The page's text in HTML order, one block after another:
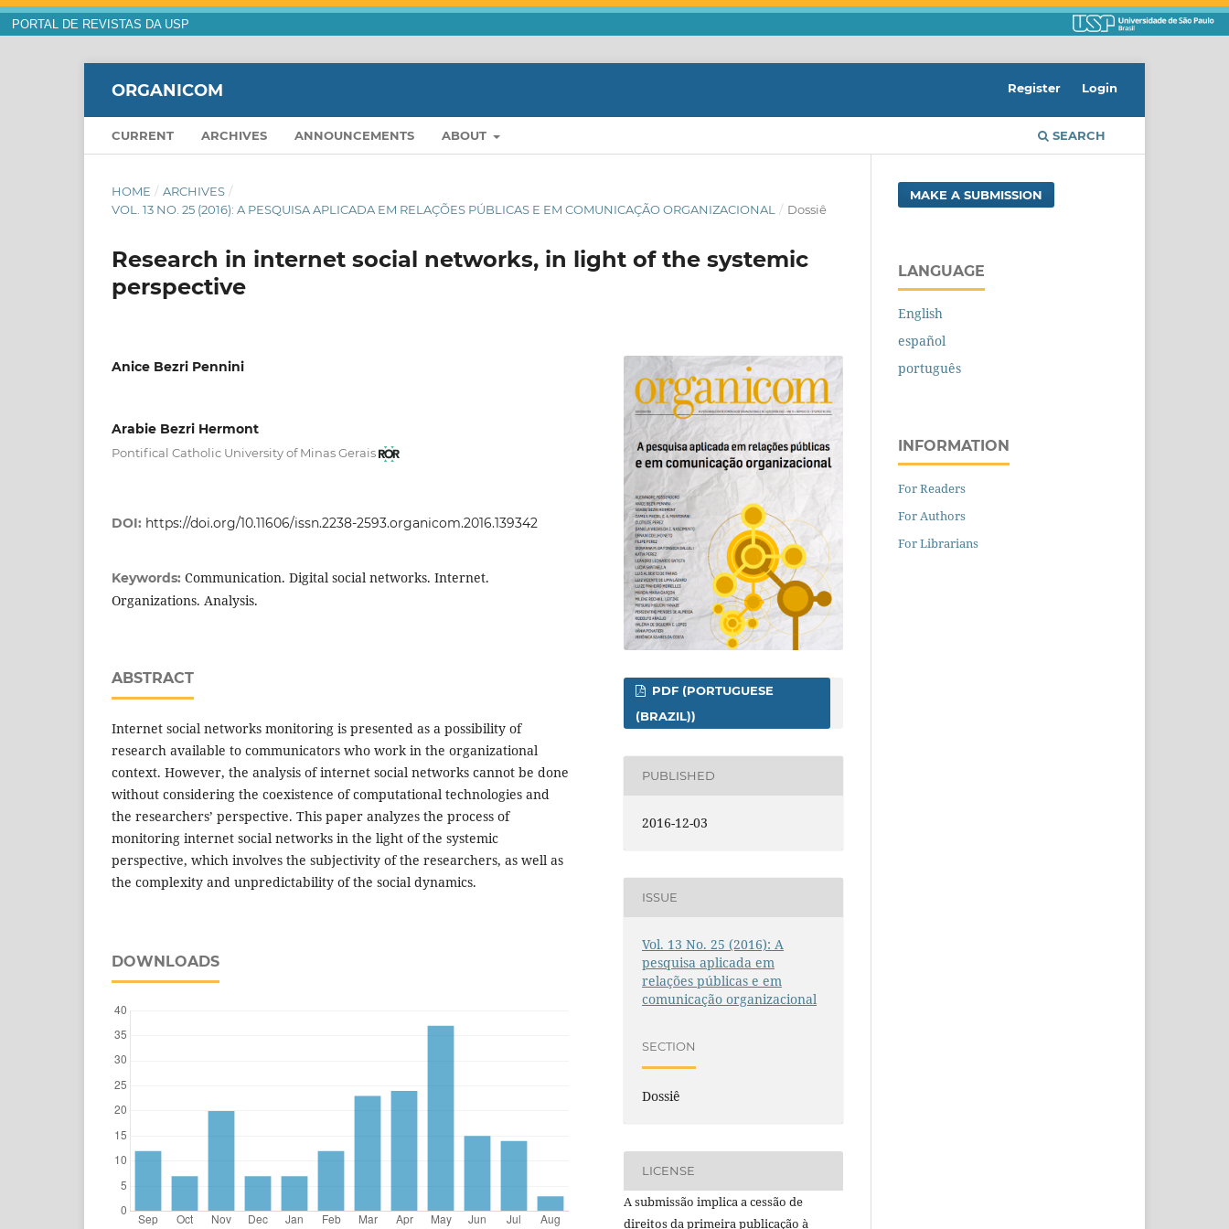
PORTAL DE REVISTAS DA USP
ORGANICOM
CURRENT ARCHIVES ANNOUNCEMENTS ABOUT SEARCH
Register Login
HOME / ARCHIVES /
VOL. 13 NO. 25 (2016): A PESQUISA APLICADA EM RELAÇÕES PÚBLICAS E EM COMUNICAÇÃO ORGANIZACIONAL / Dossiê
Research in internet social networks, in light of the systemic
perspective
Anice Bezri Pennini
Arabie Bezri Hermont
Pontifical Catholic University of Minas Gerais
DOI: https://doi.org/10.11606/issn.2238-2593.organicom.2016.139342
Keywords: Communication. Digital social networks. Internet.
Organizations. Analysis.
ABSTRACT
Internet social networks monitoring is presented as a possibility of
research available to communicators who work in the organizational
context. However, the analysis of internet social networks cannot be done
without considering the coexistence of computational technologies and
the researchers’ perspective. This paper analyzes the process of
monitoring internet social networks in the light of the systemic
perspective, which involves the subjectivity of the researchers, as well as
the complexity and unpredictability of the social dynamics.
DOWNLOADS
PDF (PORTUGUESE
(BRAZIL))
PUBLISHED
2016-12-03
ISSUE
Vol. 13 No. 25 (2016): A
pesquisa aplicada em
relações públicas e em
comunicação organizacional
SECTION
Dossiê
LICENSE
A submissão implica a cessão de
direitos da primeira publicação à
MAKE A SUBMISSION
LANGUAGE
English
español
português
INFORMATION
For Readers
For Authors
For Librarians